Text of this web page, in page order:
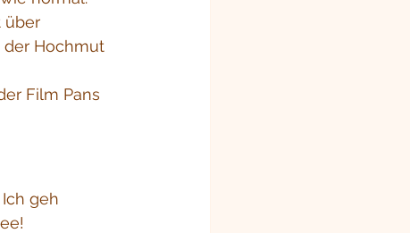
über
der Hochmut
Film Pans
geh